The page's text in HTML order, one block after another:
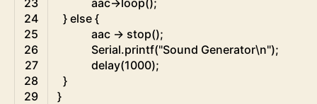
24
25
26
27
28
29
} else {
aac -> stop();
Serial.printf("Sound Generator\n");
delay(1000);
}
}